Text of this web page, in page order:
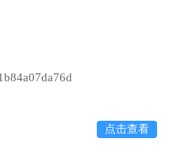
点击查看